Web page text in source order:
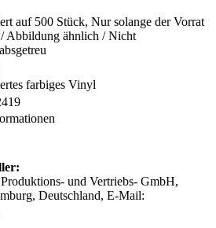
auf 500 Stück, Nur solange der Vorrat
Abbildung ähnlich / Nicht
farbiges Vinyl
und Vertriebs- GmbH,
Deutschland, E-Mail: